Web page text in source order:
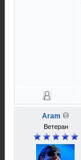
Aram
Ветеран